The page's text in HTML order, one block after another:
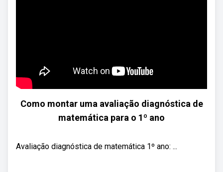
Como montar uma avaliação diagnóstica de
matemática para o 1º ano
Avaliação diagnóstica de matemática 1º ano: ...